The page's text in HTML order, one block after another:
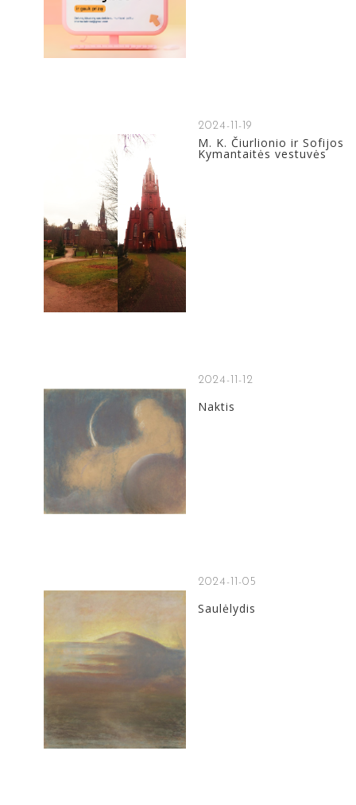
2024-11-19
M. K. Čiurlionio ir Sofijos
Kymantaitės vestuvės
2024-11-12
Naktis
2024-11-05
Saulėlydis